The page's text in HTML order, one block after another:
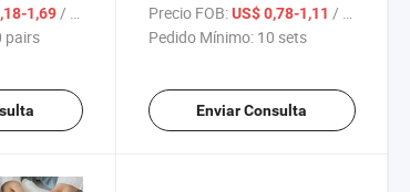
1,69/ pairs
pairs
mujeres de poliéster y algodón
personalizados de invierno
Precio FOB: US$ 0,78-1,11 / sets
Pedido Mínimo: 10 sets
Enviar Consulta